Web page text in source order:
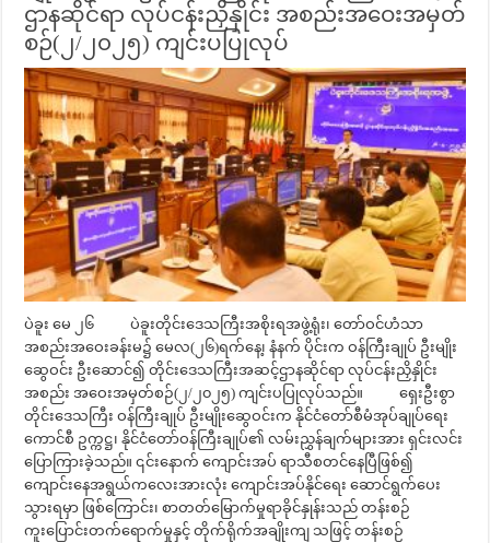
ဌာနဆိုင်ရာ လုပ်ငန်းညှိနှိုင်း အစည်းအဝေးအမှတ်
စဉ်(၂/၂၀၂၅) ကျင်းပပြုလုပ်
ပဲခူး မေ ၂၆ ပဲခူးတိုင်းဒေသကြီးအစိုးရအဖွဲ့ရုံး၊ တော်ဝင်ဟံသာ
အစည်းအဝေးခန်းမ၌ မေလ(၂၆)ရက်နေ့၊ နံနက် ပိုင်းက ဝန်ကြီးချုပ် ဦးမျိုး
ဆွေဝင်း ဦးဆောင်၍ တိုင်းဒေသကြီးအဆင့်ဌာနဆိုင်ရာ လုပ်ငန်းညှိနှိုင်း
အစည်း အဝေးအမှတ်စဉ်(၂/၂၀၂၅) ကျင်းပပြုလုပ်သည်။ ရှေးဦးစွာ
တိုင်းဒေသကြီး ဝန်ကြီးချုပ် ဦးမျိုးဆွေဝင်းက နိုင်ငံတော်စီမံအုပ်ချုပ်ရေး
ကောင်စီ ဥက္ကဋ္ဌ၊ နိုင်ငံတော်ဝန်ကြီးချုပ်၏ လမ်းညွှန်ချက်များအား ရှင်းလင်း
ပြောကြားခဲ့သည်။ ၎င်းနောက် ကျောင်းအပ် ရာသီစတင်နေပြီဖြစ်၍
ကျောင်းနေအရွယ်ကလေးအားလုံး ကျောင်းအပ်နိုင်ရေး ဆောင်ရွက်ပေး
သွားရမှာ ဖြစ်ကြောင်း၊ စာတတ်မြောက်မှုရာခိုင်နှုန်းသည် တန်းစဉ်
ကူးပြောင်းတက်ရောက်မှုနှင့် တိုက်ရိုက်အချိုးကျ သဖြင့် တန်းစဉ်